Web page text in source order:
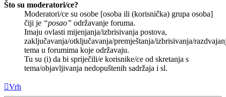
Što su moderatori/ce?
Moderatori/ce su osobe [osoba ili (korisnička) grupa osoba]
čiji je “posao” održavanje foruma.
Imaju ovlasti mijenjanja/izbrisivanja postova,
zaključavanja/otključavanja/premještanja/izbrisivanja/
tema u forumima koje održavaju.
Tu su (i) da bi spriječili/e korisnike/ce od skretanja s
tema/objavljivanja nedopuštenih sadržaja i sl.
Vrh